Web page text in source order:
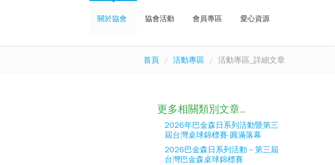
關於協會 協會活動 會員專區 愛心資源
首頁 活動專區 活動專區_詳細文章
更多相關類別文章..
2026年巴金森日系列活動暨第三
屆台灣桌球錦標賽-圓滿落幕
2026巴金森日系列活動－第三屆
台灣巴金森桌球錦標賽